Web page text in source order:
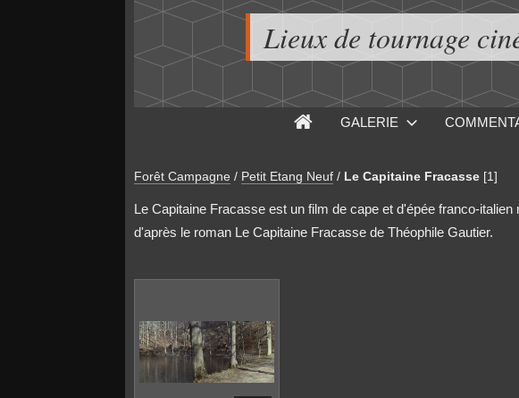
Lieux de tournage
GALERIE
Forêt Campagne / Petit Etang Neuf / Le Capitaine Fracasse [1]
Le Capitaine Fracasse est un film de cape et d'épée franco-
d'après le roman Le Capitaine Fracasse de Théophile Gautier.